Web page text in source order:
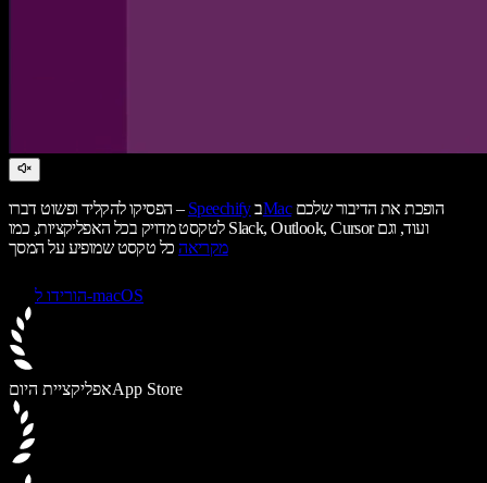
הפסיקו להקליד ופשוט דברו – Speechify בMacהופכת את הדיבור שלכם
לטקסט מדויק בכל האפליקציות, כמו Slack, Outlook, Cursor ועוד, וגם
מקריאהכל טקסט שמופיע על המסך
הורידו ל-macOS
אפליקציית היוםApp Store